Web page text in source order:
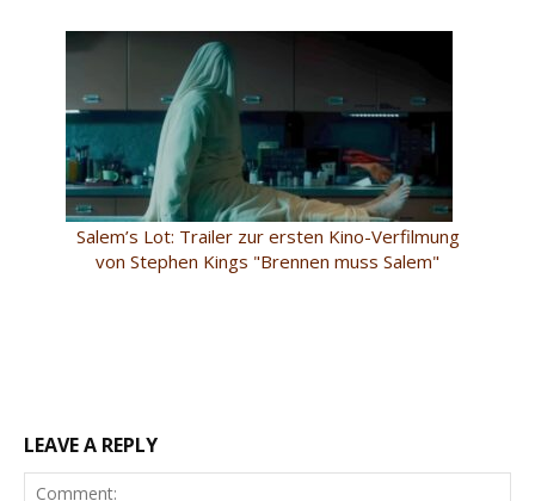
Salem’s Lot: Trailer zur ersten Kino-Verfilmung
von Stephen Kings "Brennen muss Salem"
LEAVE A REPLY